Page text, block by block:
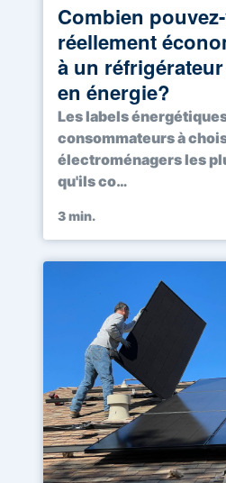
Combien
réellement
à un
en énergie?
Les labels
consommateurs à
électroménagers les
qu'ils co…
3min.